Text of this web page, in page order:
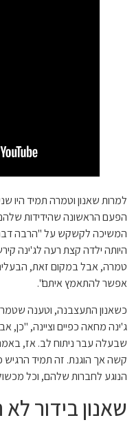
המשיכה לקשקש על "הרבה
היותה ילדה קצת רעה לג'ינה
אפשר להתאמץ איתם".
כשאנון התעצבנה, וטענה
ג'ינה מחאה כפיים וציינה, "כן,
שבעלה עבר ניתוח לב. אז,
קשה אך הוגנת. זה תמיד הרגיש
הנוגע לחברות שלהם, וכל מכשול
שאנון בידור